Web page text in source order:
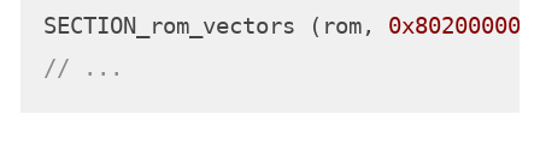
SECTION_rom_vectors (rom, 0x80200000
// ...